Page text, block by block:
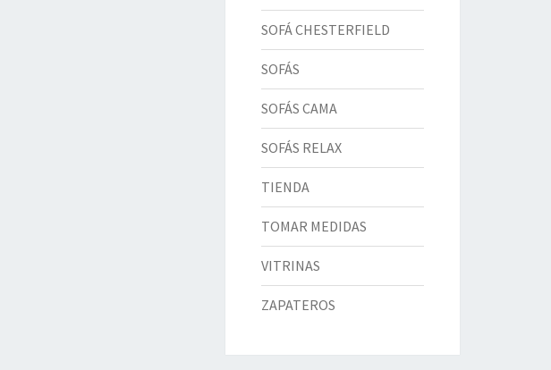
SOFÁ CHESTERFIELD
SOFÁS
SOFÁS CAMA
SOFÁS RELAX
TIENDA
TOMAR MEDIDAS
VITRINAS
ZAPATEROS